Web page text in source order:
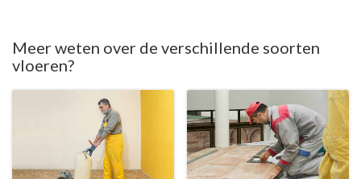
Meer weten over de verschillende soorten
vloeren?